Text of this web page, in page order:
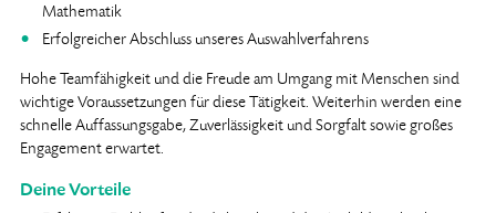
Mathematik
Erfolgreicher Abschluss unseres Auswahlverfahrens
Hohe Teamfähigkeit und die Freude am Umgang mit Menschen sind
wichtige Voraussetzungen für diese Tätigkeit. Weiterhin werden eine
schnelle Auffassungsgabe, Zuverlässigkeit und Sorgfalt sowie großes
Engagement erwartet.
Deine Vorteile